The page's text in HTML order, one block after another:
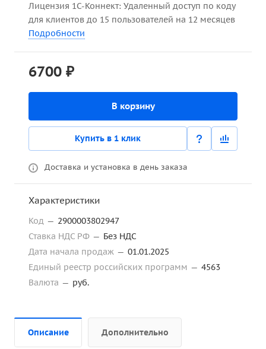
Лицензия 1С-Коннект: Удаленный доступ по коду
для клиентов до 15 пользователей на 12 месяцев
Подробности
6700 ₽
В корзину
Купить в 1 клик
Доставка и установка в день заказа
Характеристики
Код — 2900003802947
Ставка НДС РФ — Без НДС
Дата начала продаж — 01.01.2025
Единый реестр российских программ — 4563
Валюта — руб.
Описание Дополнительно